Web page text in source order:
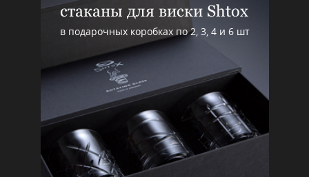
стаканы для виски Shtox
в подарочных коробках по 2, 3, 4 и 6 шт